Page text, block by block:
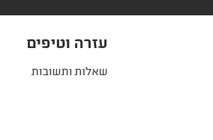
עזרה וטיפים
שאלות ותשובות